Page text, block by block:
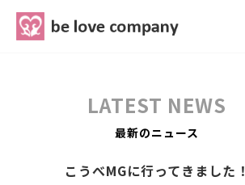
LATEST NEWS
最新のニュース
こうべMGに行ってきました！